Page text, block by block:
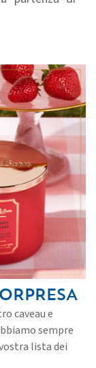
caveau e
sempre
lista dei